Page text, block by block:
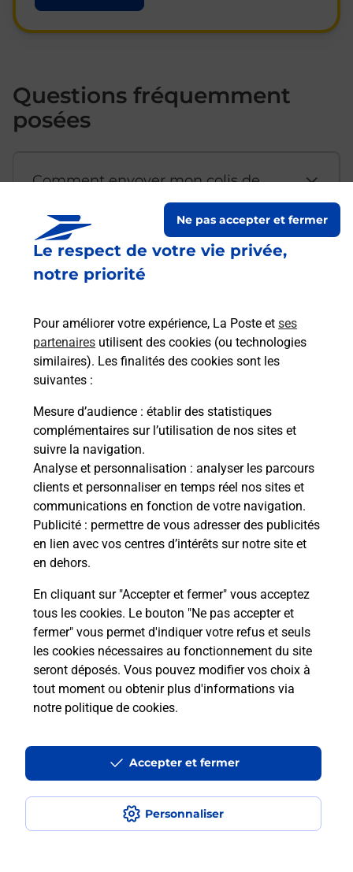
Le respect de votre vie privée,
notre priorité
Pour améliorer votre expérience, La Poste et ses
partenaires utilisent des cookies (ou technologies
similaires). Les finalités des cookies sont les
suivantes :
Mesure d’audience : établir des statistiques
complémentaires sur l’utilisation de nos sites et
suivre la navigation.
Analyse et personnalisation : analyser les parcours
clients et personnaliser en temps réel nos sites et
communications en fonction de votre navigation.
Publicité : permettre de vous adresser des publicités
en lien avec vos centres d’intérêts sur notre site et
en dehors.
En cliquant sur "Accepter et fermer" vous acceptez
tous les cookies. Le bouton "Ne pas accepter et
fermer" vous permet d'indiquer votre refus et seuls
les cookies nécessaires au fonctionnement du site
seront déposés. Vous pouvez modifier vos choix à
tout moment ou obtenir plus d'informations via
notre politique de cookies.
Personnaliser
Ne pas accepter et fermer
Accepter et fermer
Questions fréquemment
posées
Comment envoyer mon colis de
Est-il possible d’acheter un
emballage directement depuis un
Comment demander une
modification de livraison ?
Comment La Poste participe-t-elle
à votre sécurité au quotidien ?
Puis-je passer mon code de la route
avec La Poste et sous quelles
conditions ?
Localiser Liste Haute-Loire TIRANGES
Accessibilité : partiellement conforme
Conditions contractuelles
Mentions légales